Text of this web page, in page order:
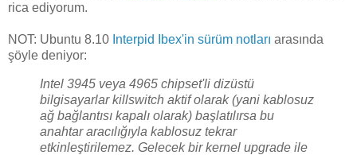
rica ediyorum.
NOT: Ubuntu 8.10 Interpid Ibex'in sürüm notları arasında
şöyle deniyor:
Intel 3945 veya 4965 chipset'li dizüstü
bilgisayarlar killswitch aktif olarak (yani kablosuz
ağ bağlantısı kapalı olarak) başlatılırsa bu
anahtar aracılığıyla kablosuz tekrar
etkinleştirilemez. Gelecek bir kernel upgrade ile